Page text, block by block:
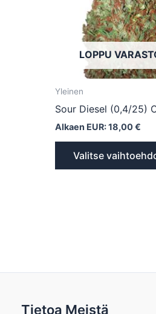
LOPPU
Yleinen
Sour Diesel (0,4/25)
Alkaen EUR:18,00€
Valitse
Tietoa Meistä